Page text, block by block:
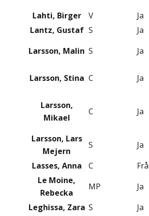
Lahti, Birger
V Ja
Lantz, Gustaf S Ja
Larsson, Malin S Ja
Larsson, Stina C Ja
Larsson,
Mikael
C Ja
Larsson, Lars
Mejern
S Ja
Lasses, Anna
C
Le Moine,
Rebecka
MP Ja
Leghissa, Zara S Ja